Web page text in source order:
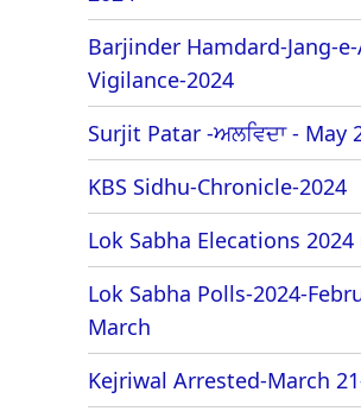
Barjinder Hamdard-Jang-
Vigilance-2024
Surjit Patar -ਅਲਵਿਦਾ - May
KBS Sidhu-Chronicle-2024
Lok Sabha Elecations
Lok Sabha Polls-2024-
March
Kejriwal Arrested-March